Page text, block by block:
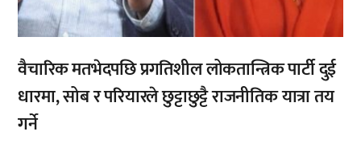
वैचारिक मतभेदपछि प्रगतिशील लोकतान्त्रिक पार्टी दुई
धारमा, सोब र परियारले छुट्टाछुट्टै राजनीतिक यात्रा तय
गर्ने